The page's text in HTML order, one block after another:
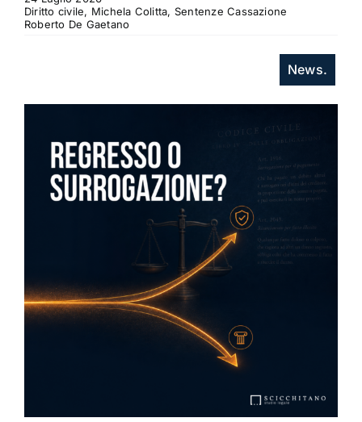
Diritto civile, Michela Colitta, Sentenze Cassazione
Roberto De Gaetano
News.